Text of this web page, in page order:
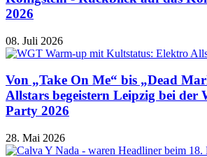
2026
08. Juli 2026
Von „Take On Me“ bis „Dead
Allstars begeistern Leipzig bei der
Party 2026
28. Mai 2026